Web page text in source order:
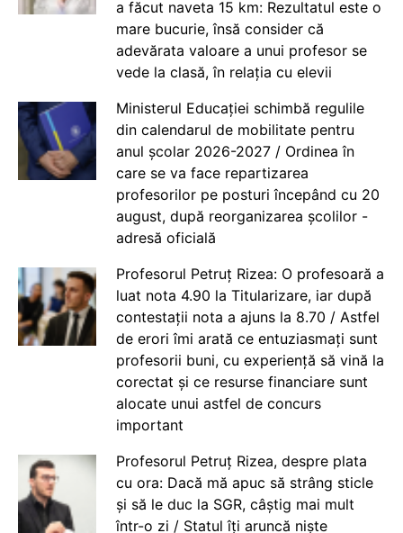
a făcut naveta 15 km: Rezultatul este o
mare bucurie, însă consider că
adevărata valoare a unui profesor se
vede la clasă, în relația cu elevii
Ministerul Educației schimbă regulile
din calendarul de mobilitate pentru
anul școlar 2026-2027 / Ordinea în
care se va face repartizarea
profesorilor pe posturi începând cu 20
august, după reorganizarea școlilor -
adresă oficială
Profesorul Petruț Rizea: O profesoară a
luat nota 4.90 la Titularizare, iar după
contestații nota a ajuns la 8.70 / Astfel
de erori îmi arată ce entuziasmați sunt
profesorii buni, cu experiență să vină la
corectat și ce resurse financiare sunt
alocate unui astfel de concurs
important
Profesorul Petruț Rizea, despre plata
cu ora: Dacă mă apuc să strâng sticle
și să le duc la SGR, câștig mai mult
într-o zi / Statul îți aruncă niște